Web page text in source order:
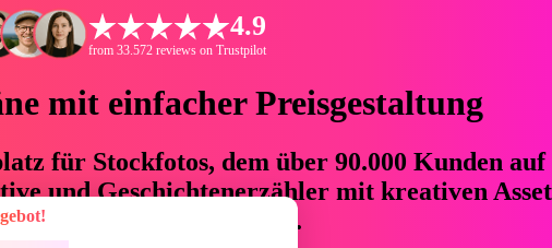
4.9
from 33.572 reviews on Trustpilot
mit einfacher Preisgestaltung
für Stockfotos, dem über 90.000 Kunden auf
und Geschichtenerzähler mit kreativen
und Budget einsparen.